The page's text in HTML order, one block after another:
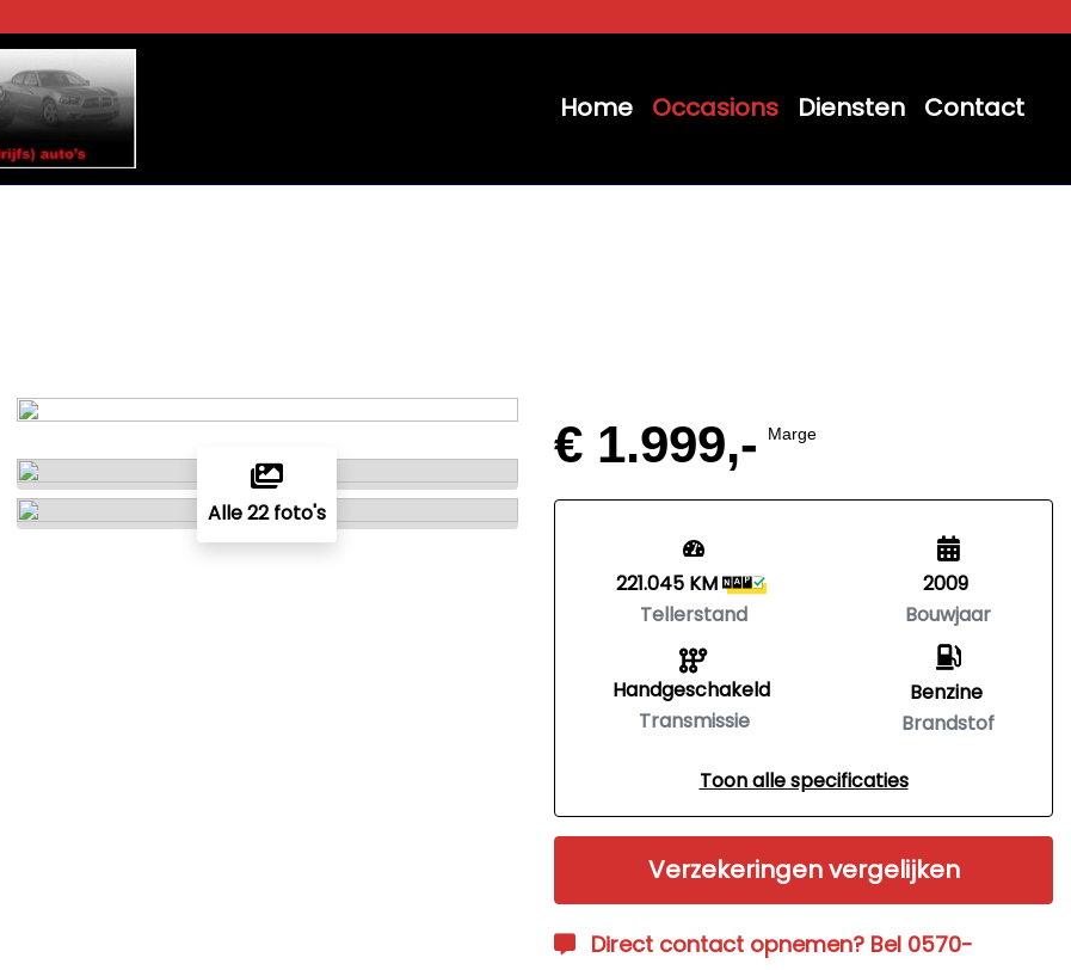
Home Occasions Diensten Contact
Alle 22 foto's
€ 1.999,- Marge
221.045 KM
Tellerstand
Handgeschakeld
Transmissie
2009
Bouwjaar
Benzine
Brandstof
Toon alle specificaties
Verzekeringen vergelijken
Direct contact opnemen? Bel 0570-